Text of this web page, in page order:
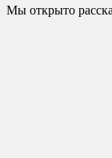
Мы открыто